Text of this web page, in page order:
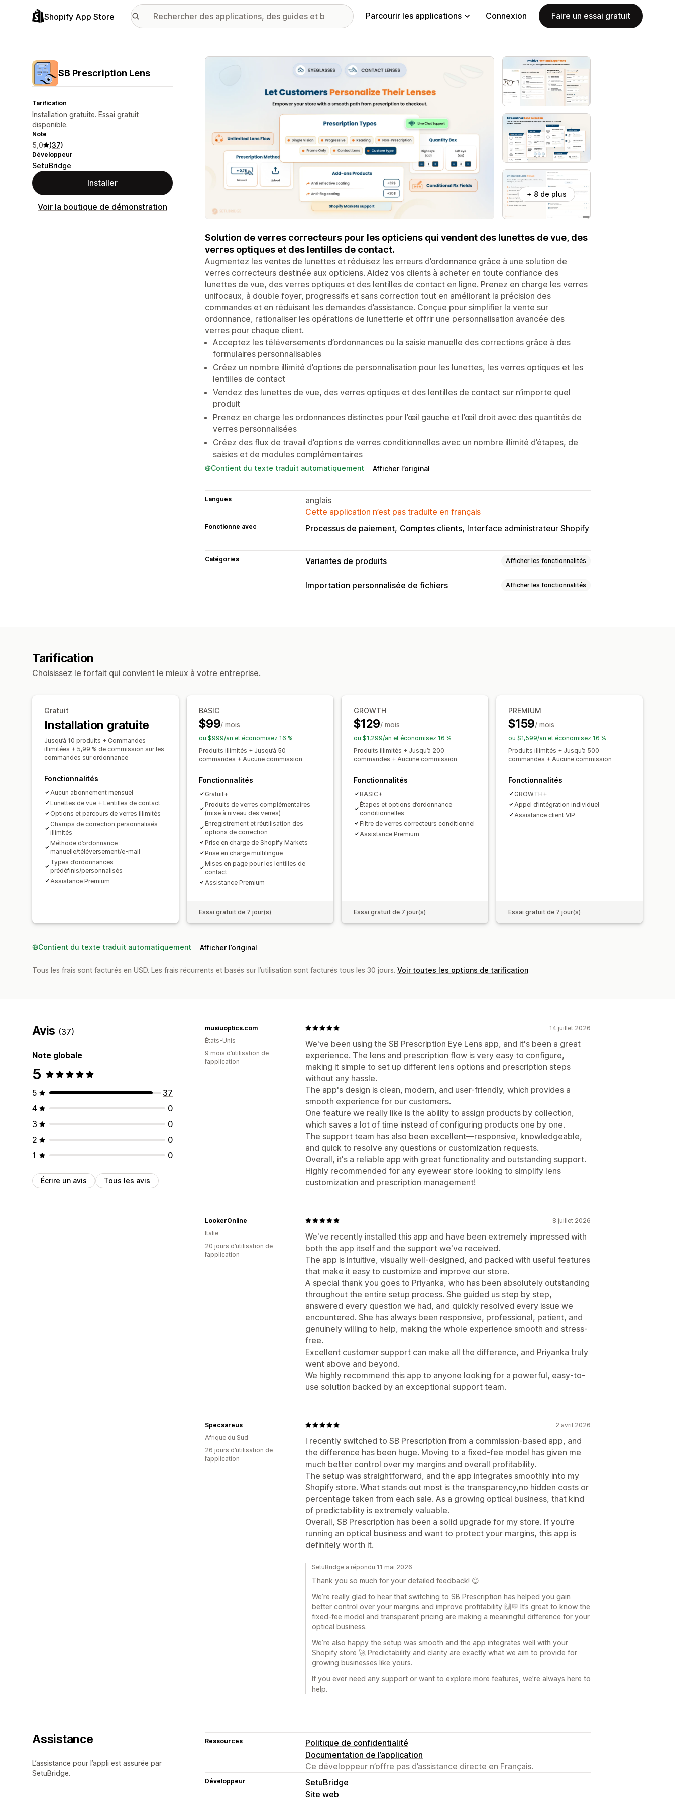
Shopify App Store Parcourir les applications Connexion Faire un essai gratuit
SB Prescription Lens
Tarification
Installation gratuite. Essai gratuit
disponible.
Note
5,0 (37)
Développeur
SetuBridge
Installer
Voir la boutique de démonstration
Galerie d’images vedette
+ 8 de plus
Solution de verres correcteurs pour les opticiens qui vendent des lunettes de vue, des
verres optiques et des lentilles de contact.
Augmentez les ventes de lunettes et réduisez les erreurs d’ordonnance grâce à une solution de
verres correcteurs destinée aux opticiens. Aidez vos clients à acheter en toute confiance des
lunettes de vue, des verres optiques et des lentilles de contact en ligne. Prenez en charge les verres
unifocaux, à double foyer, progressifs et sans correction tout en améliorant la précision des
commandes et en réduisant les demandes d’assistance. Conçue pour simplifier la vente sur
ordonnance, rationaliser les opérations de lunetterie et offrir une personnalisation avancée des
verres pour chaque client.
Acceptez les téléversements d’ordonnances ou la saisie manuelle des corrections grâce à des
formulaires personnalisables
Créez un nombre illimité d’options de personnalisation pour les lunettes, les verres optiques et les
lentilles de contact
Vendez des lunettes de vue, des verres optiques et des lentilles de contact sur n’importe quel
produit
Prenez en charge les ordonnances distinctes pour l’œil gauche et l’œil droit avec des quantités de
verres personnalisées
Créez des flux de travail d’options de verres conditionnelles avec un nombre illimité d’étapes, de
saisies et de modules complémentaires
Contient du texte traduit automatiquement Afficher l’original
Langues
anglais
Cette application n’est pas traduite en français
Fonctionne avec Processus de paiement Comptes clients Interface administrateur Shopify
Catégories Variantes de produits Afficher les fonctionnalités
Personnalisation
Importation personnalisée de fichiers Afficher les fonctionnalités
Tarification
Choisissez le forfait qui convient le mieux à votre entreprise.
Gratuit
Installation gratuite
Jusqu’à 10 produits + Commandes
illimitées + 5,99 % de commission sur les
commandes sur ordonnance
Fonctionnalités
Aucun abonnement mensuel
Lunettes de vue + Lentilles de contact
Options et parcours de verres illimités
Champs de correction personnalisés
illimités
Méthode d’ordonnance :
manuelle/téléversement/e-mail
Types d’ordonnances
prédéfinis/personnalisés
Assistance Premium
BASIC
$99/ mois
ou $999/an et économisez 16 %
Produits illimités + Jusqu’à 50
commandes + Aucune commission
Fonctionnalités
Gratuit+
Produits de verres complémentaires
(mise à niveau des verres)
Enregistrement et réutilisation des
options de correction
Prise en charge de Shopify Markets
Prise en charge multilingue
Mises en page pour les lentilles de
contact
Assistance Premium
Essai gratuit de 7 jour(s)
GROWTH
$129/ mois
ou $1,299/an et économisez 16 %
Produits illimités + Jusqu’à 200
commandes + Aucune commission
Fonctionnalités
BASIC+
Étapes et options d’ordonnance
conditionnelles
Filtre de verres correcteurs conditionnel
Assistance Premium
Essai gratuit de 7 jour(s)
PREMIUM
$159/ mois
ou $1,599/an et économisez 16 %
Produits illimités + Jusqu’à 500
commandes + Aucune commission
Fonctionnalités
GROWTH+
Appel d’intégration individuel
Assistance client VIP
Essai gratuit de 7 jour(s)
Contient du texte traduit automatiquement Afficher l’original
Tous les frais sont facturés en USD. Les frais récurrents et basés sur l’utilisation sont facturés tous les 30 jours. Voir toutes les options de tarification
Avis (37)
Note globale
5
5
37
4
0
3
0
2
0
1
0
Écrire un avis Tous les avis
14 juillet 2026
We've been using the SB Prescription Eye Lens app, and it's been a great
experience. The lens and prescription flow is very easy to configure,
making it simple to set up different lens options and prescription steps
without any hassle.
The app's design is clean, modern, and user-friendly, which provides a
smooth experience for our customers.
One feature we really like is the ability to assign products by collection,
which saves a lot of time instead of configuring products one by one.
The support team has also been excellent—responsive, knowledgeable,
and quick to resolve any questions or customization requests.
Overall, it's a reliable app with great functionality and outstanding support.
Highly recommended for any eyewear store looking to simplify lens
customization and prescription management!
musiuoptics.com
États-Unis
9 mois d’utilisation de
l’application
8 juillet 2026
We've recently installed this app and have been extremely impressed with
both the app itself and the support we've received.
The app is intuitive, visually well-designed, and packed with useful features
that make it easy to customize and improve our store.
A special thank you goes to Priyanka, who has been absolutely outstanding
throughout the entire setup process. She guided us step by step,
answered every question we had, and quickly resolved every issue we
encountered. She has always been responsive, professional, patient, and
genuinely willing to help, making the whole experience smooth and stress-
free.
Excellent customer support can make all the difference, and Priyanka truly
went above and beyond.
We highly recommend this app to anyone looking for a powerful, easy-to-
use solution backed by an exceptional support team.
LookerOnline
Italie
20 jours d’utilisation de
l’application
2 avril 2026
I recently switched to SB Prescription from a commission-based app, and
the difference has been huge. Moving to a fixed-fee model has given me
much better control over my margins and overall profitability.
The setup was straightforward, and the app integrates smoothly into my
Shopify store. What stands out most is the transparency,no hidden costs or
percentage taken from each sale. As a growing optical business, that kind
of predictability is extremely valuable.
Overall, SB Prescription has been a solid upgrade for my store. If you’re
running an optical business and want to protect your margins, this app is
definitely worth it.
Specsareus
Afrique du Sud
26 jours d’utilisation de
l’application
SetuBridge a répondu 11 mai 2026
Thank you so much for your detailed feedback! 😊
We’re really glad to hear that switching to SB Prescription has helped you gain
better control over your margins and improve profitability 🙌💬 It’s great to know the
fixed-fee model and transparent pricing are making a meaningful difference for your
optical business.
We’re also happy the setup was smooth and the app integrates well with your
Shopify store 🚀 Predictability and clarity are exactly what we aim to provide for
growing businesses like yours.
If you ever need any support or want to explore more features, we’re always here to
help.
Assistance
L’assistance pour l’appli est assurée par
SetuBridge.
Ressources
Politique de confidentialité
Documentation de l’application
Ce développeur n’offre pas d’assistance directe en Français.
Développeur
SetuBridge
Site web